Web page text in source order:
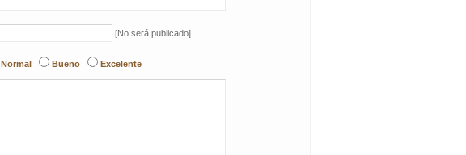
[No será publicado]
Normal Bueno Excelente